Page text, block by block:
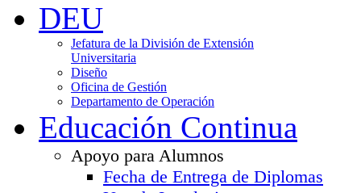
DEU
Jefatura de la División de Extensión
Universitaria
Diseño
Oficina de Gestión
Departamento de Operación
Educación Continua
Apoyo para Alumnos
Fecha de Entrega de Diplomas